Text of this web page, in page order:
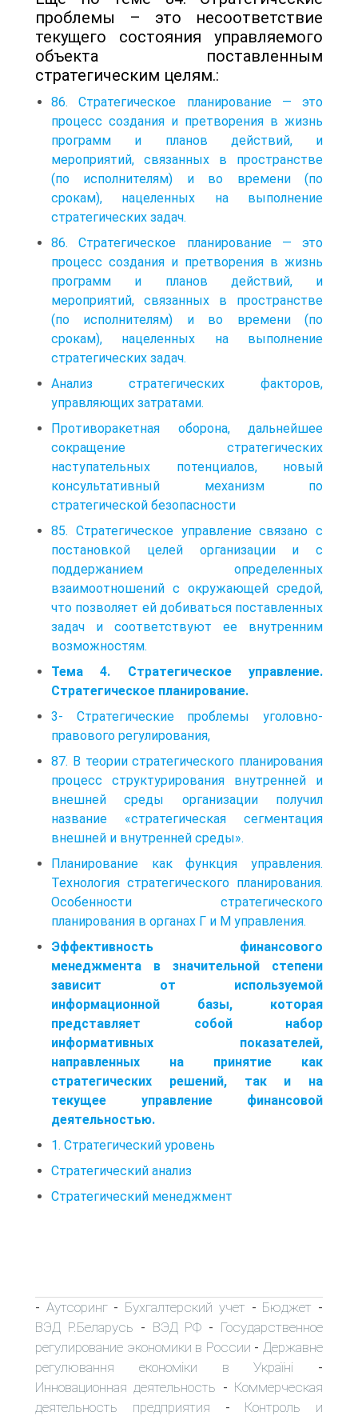
проблемы – это несоответствие
текущего состояния управляемого
объекта поставленным
стратегическим целям.:
86. Стратегическое планирование — это
процесс создания и претворения в жизнь
программ и планов действий, и
мероприятий, связанных в пространстве
(по исполнителям) и во времени (по
срокам), нацеленных на выполнение
стратегических задач.
86. Стратегическое планирование — это
процесс создания и претворения в жизнь
программ и планов действий, и
мероприятий, связанных в пространстве
(по исполнителям) и во времени (по
срокам), нацеленных на выполнение
стратегических задач.
Анализ стратегических факторов,
управляющих затратами.
Противоракетная оборона, дальнейшее
сокращение стратегических
наступательных потенциалов, новый
консультативный механизм по
стратегической безопасности
85. Стратегическое управление связано с
постановкой целей организации и с
поддержанием определенных
взаимоотношений с окружающей средой,
что позволяет ей добиваться поставленных
задач и соответствуют ее внутренним
возможностям.
Тема 4. Стратегическое управление.
Стратегическое планирование.
3- Стратегические проблемы уголовно-
правового регулирования,
87. В теории стратегического планирования
процесс структурирования внутренней и
внешней среды организации получил
название «стратегическая сегментация
внешней и внутренней среды».
Планирование как функция управления.
Технология стратегического планирования.
Особенности стратегического
планирования в органах Г и М управления.
Эффективность финансового
менеджмента в значительной степени
зависит от используемой
информационной базы, которая
представляет собой набор
информативных показателей,
направленных на принятие как
стратегических решений, так и на
текущее управление финансовой
деятельностью.
1. Стратегический уровень
Стратегический анализ
Стратегический менеджмент
- Аутсоринг- Бухгалтерский учет - Бюджет -
ВЭД Р.Беларусь - ВЭД РФ - Государственное
регулирование экономики в России - Державне
регулювання економіки в Україні -
Инновационная деятельность - Коммерческая
деятельность предприятия - Контроль и